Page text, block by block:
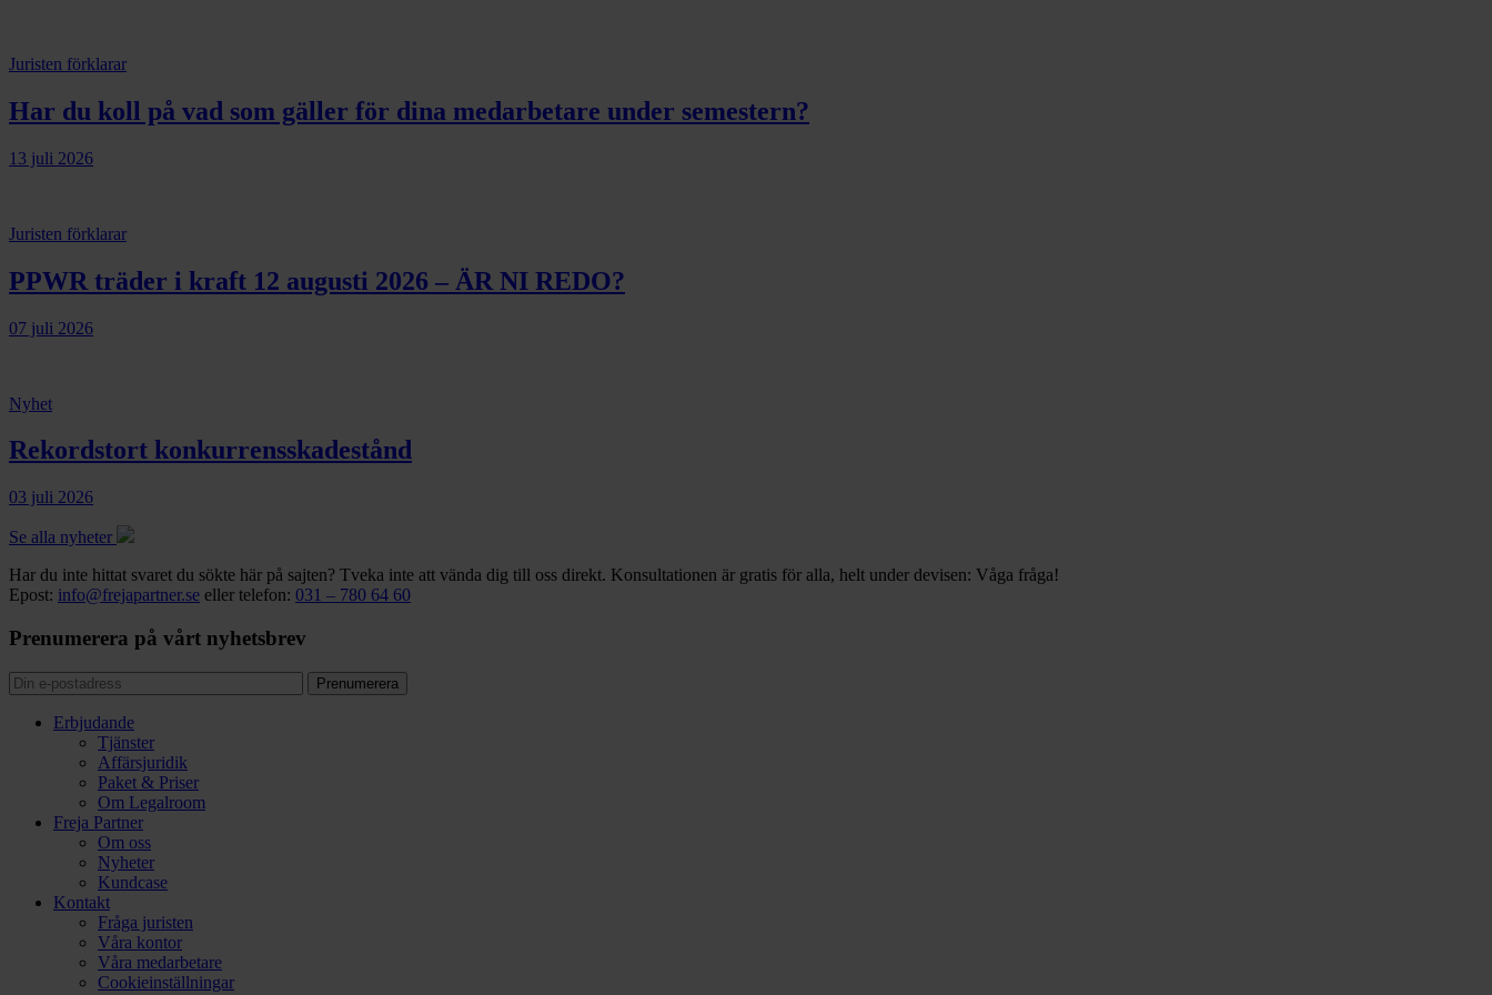
Juristen förklarar
Har du koll på vad som gäller för dina medarbetare under semestern?
13 juli 2026
Juristen förklarar
PPWR träder i kraft 12 augusti 2026 – ÄR NI REDO?
07 juli 2026
Nyhet
Rekordstort konkurrensskadestånd
03 juli 2026
Se alla nyheter
Har du inte hittat svaret du sökte här på sajten? Tveka inte att vända dig till oss direkt. Konsultationen är gratis för alla, helt under devisen: Våga fråga!
Epost: info@frejapartner.se eller telefon: 031 – 780 64 60
Prenumerera på vårt nyhetsbrev
Erbjudande
Tjänster
Affärsjuridik
Paket & Priser
Om Legalroom
Freja Partner
Om oss
Nyheter
Kundcase
Kontakt
Fråga juristen
Våra kontor
Våra medarbetare
Cookieinställningar